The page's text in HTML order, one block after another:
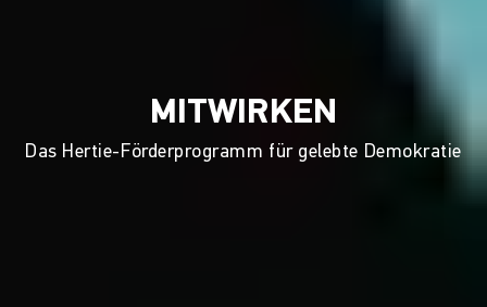
MITWIRKEN
Das Hertie-Förderprogramm für gelebte Demokratie